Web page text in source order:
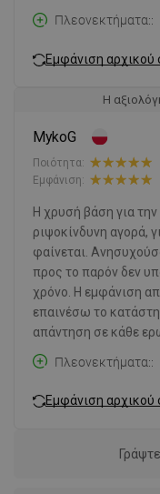
Πλεονεκτήματα:
Εμφάνιση αρχικού
Η
MykoG
Ποιότητα:
Εμφάνιση:
Η χρυσή βάση για
ριψοκίνδυνη αγορά,
φαίνεται.
προς το παρόν δεν
χρόνο. Η εμφάνιση
επαινέσω το
απάντηση σε κάθε
Πλεονεκτήματα:
Εμφάνιση αρχικού